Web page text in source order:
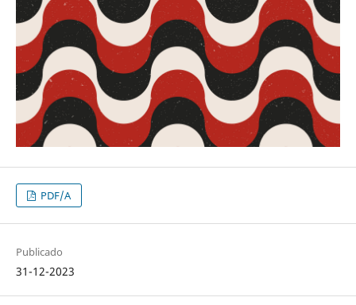
PDF/A
Publicado
31-12-2023